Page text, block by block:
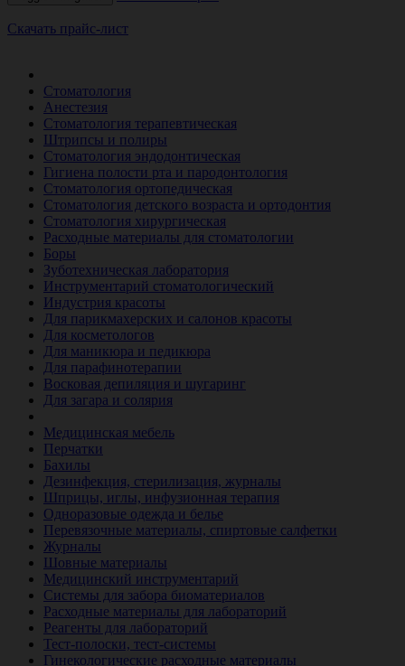
Скачать прайс-лист
Стоматология
Анестезия
Стоматология терапевтическая
Штрипсы и полиры
Стоматология эндодонтическая
Гигиена полости рта и пародонтология
Стоматология ортопедическая
Стоматология детского возраста и ортодонтия
Стоматология хирургическая
Расходные материалы для стоматологии
Боры
Зуботехническая лаборатория
Инструментарий стоматологический
Индустрия красоты
Для парикмахерских и салонов красоты
Для косметологов
Для маникюра и педикюра
Для парафинотерапии
Восковая депиляция и шугаринг
Для загара и солярия
Медицинская мебель
Перчатки
Бахилы
Дезинфекция, стерилизация, журналы
Шприцы, иглы, инфузионная терапия
Одноразовые одежда и белье
Перевязочные материалы, спиртовые салфетки
Журналы
Шовные материалы
Медицинский инструментарий
Системы для забора биоматериалов
Расходные материалы для лабораторий
Реагенты для лабораторий
Тест-полоски, тест-системы
Гинекологические расходные материалы